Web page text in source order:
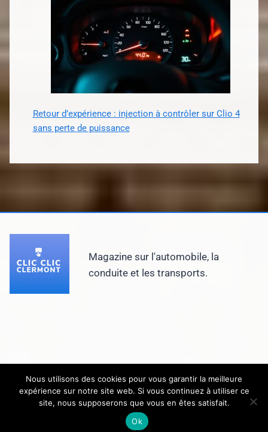
Retour d’expérience : injection à contrôler sur Clio 4
sans perte de puissance
Magazine sur l'automobile, la
conduite et les transports.
© 2026 Clic Clic Clermont Tous droits reservés
Nous utilisons des cookies pour vous garantir la meilleure
expérience sur notre site web. Si vous continuez à utiliser ce
site, nous supposerons que vous en êtes satisfait.
Ok